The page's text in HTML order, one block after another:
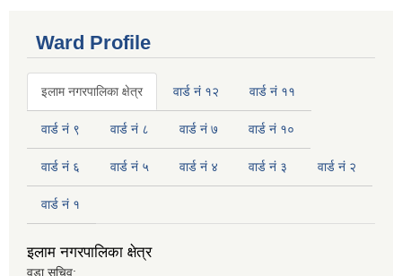
Ward Profile
इलाम नगरपालिका क्षेत्र वार्ड नं १२ वार्ड नं ११
वार्ड नं ९ वार्ड नं ८ वार्ड नं ७ वार्ड नं १०
वार्ड नं ६ वार्ड नं ५ वार्ड नं ४ वार्ड नं ३ वार्ड नं २
वार्ड नं १
इलाम नगरपालिका क्षेत्र
वडा सचिव: